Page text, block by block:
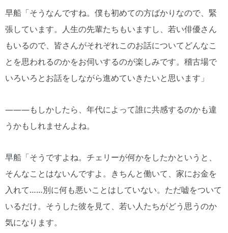
早船「そうなんですね。僕も初めての方ばかりなので、緊
張しています。人生の先輩たちもいますし、若い俳優さん
もいるので、皆さんがそれぞれこのお話についてどんなこ
とを思われるのかをお伺いするのが楽しみです。稽古場で
いろいろとお話をしながら進めていきたいと思います」
―――もしかしたら、年代によって誰に共感するのかも違
うかもしれませんよね。
早船「そうですよね。チェリーが何かをしたかというと、
そんなことはないんですよ。きちんと働いて、家にお金を
入れて……別に何も悪いことはしていない。ただ嘘をついて
いるだけ。そうした彼を見て、若い人たちがどう思うのか
気になります。